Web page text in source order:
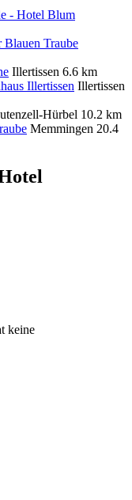
- Hotel Blum
Blauen Traube
Illertissen 6.6 km
Illertissen Illertissen
Hürbel 10.2 km
Memmingen 20.4
keine